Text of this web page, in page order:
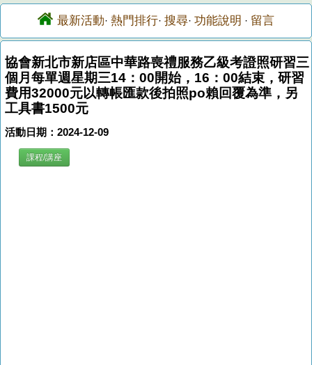
最新活動· 熱門排行· 搜尋· 功能說明 · 留言
協會新北市新店區中華路喪禮服務乙級考證照研習三
個月每單週星期三14：00開始，16：00結束，研習
費用32000元以轉帳匯款後拍照po賴回覆為準，另
工具書1500元
活動日期：2024-12-09
課程/講座